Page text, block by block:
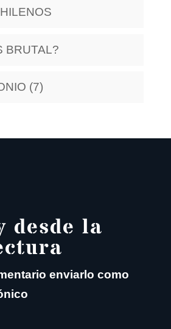
BRUTAL?
(7)
desde la
enviarlo como